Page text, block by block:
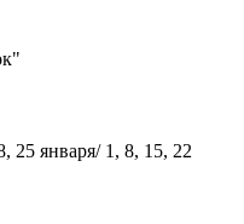
25 января/ 1, 8, 15, 22